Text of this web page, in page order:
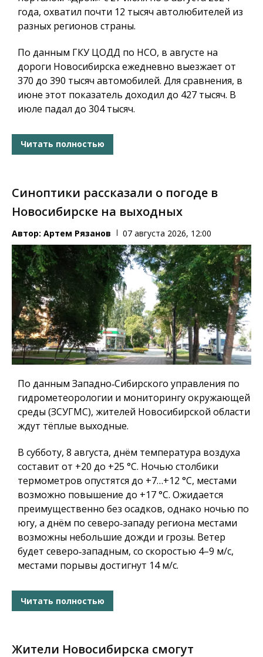
года, охватил почти 12 тысяч автолюбителей из
разных регионов страны.
По данным ГКУ ЦОДД по НСО, в августе на
дороги Новосибирска ежедневно выезжает от
370 до 390 тысяч автомобилей. Для сравнения, в
июне этот показатель доходил до 427 тысяч. В
июле падал до 304 тысяч.
Читать полностью
Синоптики рассказали о погоде в
Новосибирске на выходных
Автор: Артем Рязанов 07 августа 2026, 12:00
По данным Западно‑Сибирского управления по
гидрометеорологии и мониторингу окружающей
среды (ЗСУГМС), жителей Новосибирской области
ждут тёплые выходные.
В субботу, 8 августа, днём температура воздуха
составит от +20 до +25 °C. Ночью столбики
термометров опустятся до +7…+12 °C, местами
возможно повышение до +17 °C. Ожидается
преимущественно без осадков, однако ночью по
югу, а днём по северо‑западу региона местами
возможны небольшие дожди и грозы. Ветер
будет северо‑западным, со скоростью 4–9 м/с,
местами порывы достигнут 14 м/с.
Читать полностью
Жители Новосибирска смогут